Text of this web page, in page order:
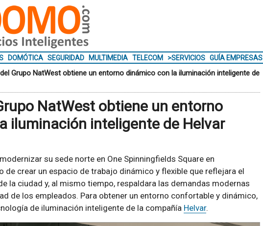
DOMÓTICA SEGURIDAD MULTIMEDIA TELECOM >SERVICIOS GUÍA EMPRESAS
Grupo NatWest obtiene un entorno dinámico con la iluminación inteligente de
NatWest obtiene un entorno
iluminación inteligente de Helvar
su sede norte en One Spinningfields Square en
de crear un espacio de trabajo dinámico y flexible que reflejara el
la ciudad y, al mismo tiempo, respaldara las demandas modernas
de los empleados. Para obtener un entorno confortable y dinámico,
de iluminación inteligente de la compañía Helvar.